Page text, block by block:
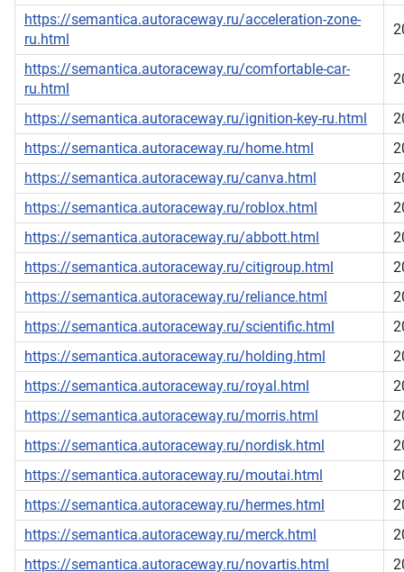
https://semantica.autoraceway.ru/acceleration-zone-
ru.html
https://semantica.autoraceway.ru/comfortable-car-
ru.html
https://semantica.autoraceway.ru/ignition-key-ru.html
https://semantica.autoraceway.ru/home.html
https://semantica.autoraceway.ru/canva.html
https://semantica.autoraceway.ru/roblox.html
https://semantica.autoraceway.ru/abbott.html
https://semantica.autoraceway.ru/citigroup.html
https://semantica.autoraceway.ru/reliance.html
https://semantica.autoraceway.ru/scientific.html
https://semantica.autoraceway.ru/holding.html
https://semantica.autoraceway.ru/royal.html
https://semantica.autoraceway.ru/morris.html
https://semantica.autoraceway.ru/nordisk.html
https://semantica.autoraceway.ru/moutai.html
https://semantica.autoraceway.ru/hermes.html
https://semantica.autoraceway.ru/merck.html
https://semantica.autoraceway.ru/novartis.html